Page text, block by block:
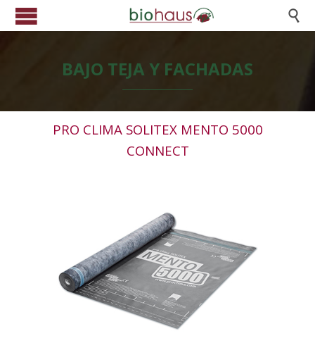

BAJO TEJA Y FACHADAS
PRO CLIMA SOLITEX MENTO 5000
CONNECT